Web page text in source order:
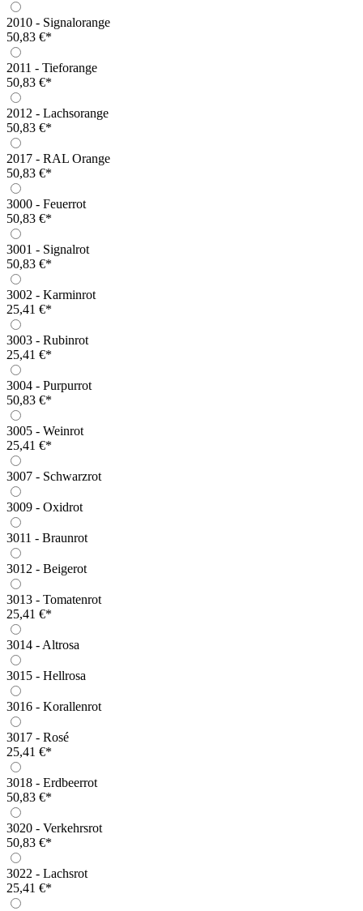
2010 - Signalorange
50,83 €*
2011 - Tieforange
50,83 €*
2012 - Lachsorange
50,83 €*
2017 - RAL Orange
50,83 €*
3000 - Feuerrot
50,83 €*
3001 - Signalrot
50,83 €*
3002 - Karminrot
25,41 €*
3003 - Rubinrot
25,41 €*
3004 - Purpurrot
50,83 €*
3005 - Weinrot
25,41 €*
3007 - Schwarzrot
3009 - Oxidrot
3011 - Braunrot
3012 - Beigerot
3013 - Tomatenrot
25,41 €*
3014 - Altrosa
3015 - Hellrosa
3016 - Korallenrot
3017 - Rosé
25,41 €*
3018 - Erdbeerrot
50,83 €*
3020 - Verkehrsrot
50,83 €*
3022 - Lachsrot
25,41 €*